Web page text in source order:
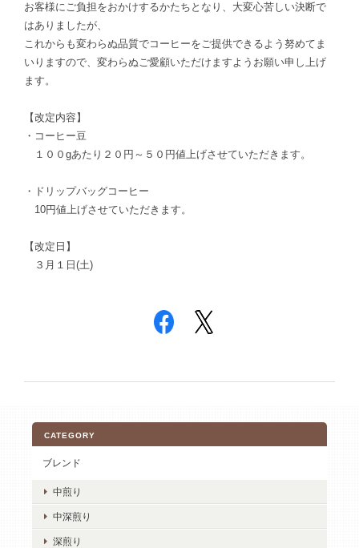
お客様にご負担をおかけするかたちとなり、大変心苦しい決断で
はありましたが、
これからも変わらぬ品質でコーヒーをご提供できるよう努めてま
いりますので、変わらぬご愛顧いただけますようお願い申し上げ
ます。
【改定内容】
・コーヒー豆
１００gあたり２０円～５０円値上げさせていただきます。
・ドリップバッグコーヒー
10円値上げさせていただきます。
【改定日】
３月１日(土)
CATEGORY
ブレンド
中煎り
中深煎り
深煎り